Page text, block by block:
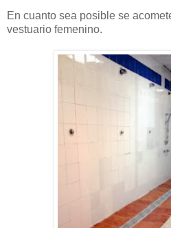
En cuanto sea posible se
vestuario femenino.